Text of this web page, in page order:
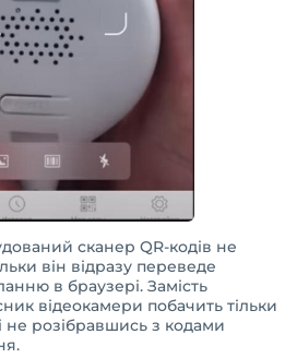
сканер QR-кодів не
він відразу переведе
в браузері. Замість
відеокамери побачить тільки
не розібравшись з кодами